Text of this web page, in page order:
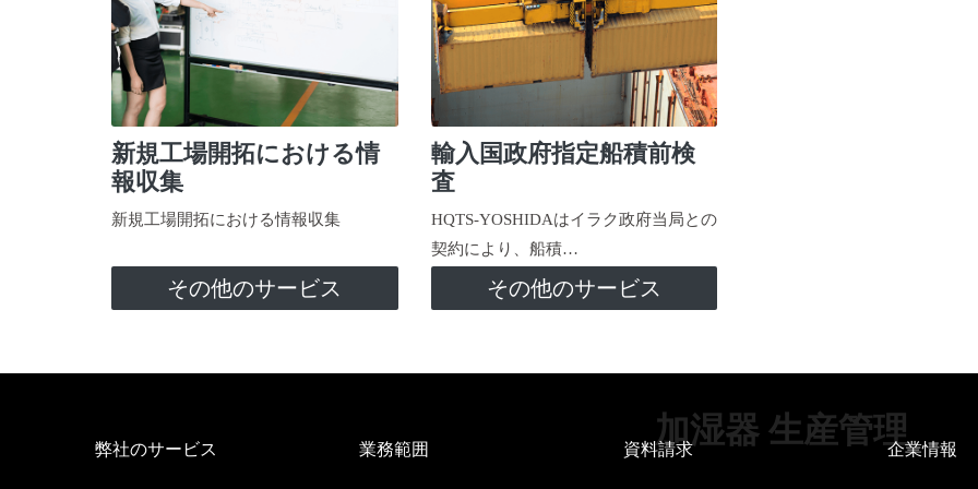
新規工場開拓における情
報収集
新規工場開拓における情報収集
その他のサービス
輸入国政府指定船積前検
査
HQTS-YOSHIDAはイラク政府当局との
契約により、船積…
その他のサービス
加湿器 生産管理
弊社のサービス 業務範囲 資料請求 企業情報